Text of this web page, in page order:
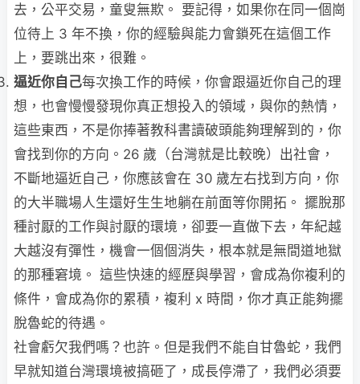
去，公平交易，童叟無欺。 要記得，如果你在同一個崗
位待上 3 年不換，你的經驗與能力會鎖死在這個工作
上，要跳出來，很難。
逼近你自己每次換工作的時候，你會跟逼近你自己的理
想，也會慢慢發現你真正想投入的領域，與你的熱情，
這些東西，不是你捧著教科書讀破頭能夠理解到的，你
會找到你的方向。26 歲（台灣就是比較晚）出社會，
不斷地逼近自己，你應該會在 30 歲左右找到方向，你
的大半職場人生還好生生地躺在前面等你開拓。 擺脫那
種討厭的工作與討厭的環境，卻要一直做下去，年紀越
大越沒有彈性，機會一個個消失，根本就是無間道地獄
的那種窘境。 這些快速的經歷與學習，會成為你複利的
條件，會成為你的累積，複利 x 時間，你才真正能夠擺
脫魯蛇的待遇。
社會虧欠我們嗎？也許。但是我們不能自甘魯蛇，我們
早就知道台灣環境被搞砸了，成長停滯了，我們必須要